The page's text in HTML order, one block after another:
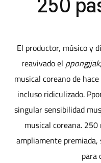
250
El productor, músico y
reavivado el ppongjjak
musical coreano de
incluso ridiculizado.
singular sensibilidad
musical coreana.
ampliamente
para